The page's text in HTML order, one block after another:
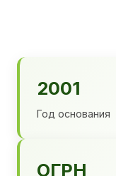
2001
Год основания
ОГРН